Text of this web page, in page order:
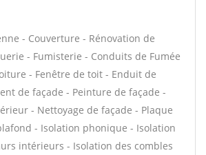
- Couverture - Rénovation de
- Fumisterie - Conduits de Fumée
- Fenêtre de toit - Enduit de
de façade - Peinture de façade -
- Nettoyage de façade - Plaque
- Isolation phonique - Isolation
intérieurs - Isolation des combles